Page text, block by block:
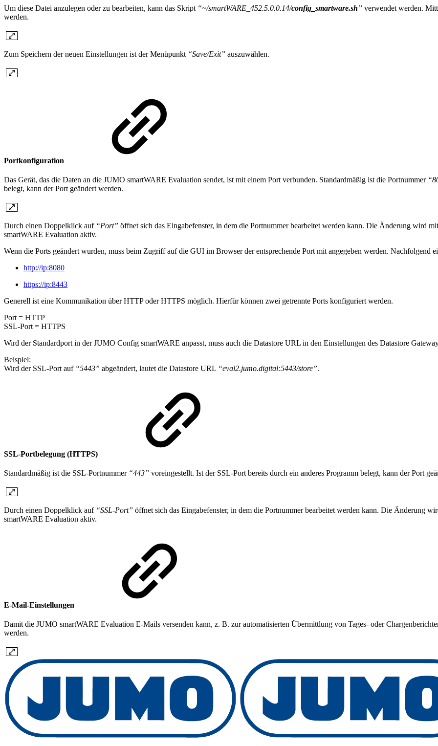
Um diese Datei anzulegen oder zu bearbeiten, kann das Skript “~/smartWARE_452.5.0.0.14/config_smartware.sh” verwendet werden.
werden.
Zum Speichern der neuen Einstellungen ist der Menüpunkt “Save/Exit” auszuwählen.
Portkonfiguration
Das Gerät, das die Daten an die JUMO smartWARE Evaluation sendet, ist mit einem Port verbunden. Standardmäßig ist die Portnummer
belegt, kann der Port geändert werden.
Durch einen Doppelklick auf “Port” öffnet sich das Eingabefenster, in dem die Portnummer bearbeitet werden kann. Die Änderung wird mit
smartWARE Evaluation aktiv.
Wenn die Ports geändert wurden, muss beim Zugriff auf die GUI im Browser der entsprechende Port mit angegeben werden. Nachfolgend
http://ip:8080
https://ip:8443
Generell ist eine Kommunikation über HTTP oder HTTPS möglich. Hierfür können zwei getrennte Ports konfiguriert werden.
Port = HTTP
SSL-Port = HTTPS
Wird der Standardport in der JUMO Config smartWARE anpasst, muss auch die Datastore URL in den Einstellungen des Datastore
Beispiel:
Wird der SSL-Port auf “5443” abgeändert, lautet die Datastore URL “eval2.jumo.digital:5443/store”.
SSL-Portbelegung (HTTPS)
Standardmäßig ist die SSL-Portnummer “443” voreingestellt. Ist der SSL-Port bereits durch ein anderes Programm belegt, kann der Port
Durch einen Doppelklick auf “SSL-Port” öffnet sich das Eingabefenster, in dem die Portnummer bearbeitet werden kann. Die Änderung
smartWARE Evaluation aktiv.
E-Mail-Einstellungen
Damit die JUMO smartWARE Evaluation E-Mails versenden kann, z. B. zur automatisierten Übermittlung von Tages- oder
werden.